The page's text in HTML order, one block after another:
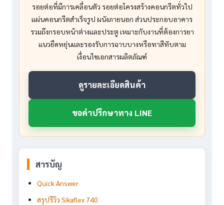
รอยต่อที่มีการเคลื่อนตัว รอยต่อโครงสร้างคอนกรีตทั่วไป
แผ่นคอนกรีตสำเร็จรูป ผนังภายนอก ส่วนประกอบอาคาร
รวมถึงกรอบหน้าต่างและประตู เหมาะกับงานที่ต้องการยา
แนวยืดหยุ่นและรองรับการฉาบบางหรือทาสีทับตาม
เงื่อนไขเอกสารผลิตภัณฑ์
ดูรายละเอียดสินค้า
ขอคำปรึกษาทาง LINE
สารบัญ
Quick Answer
สรุปรีวิว Sikaflex 740